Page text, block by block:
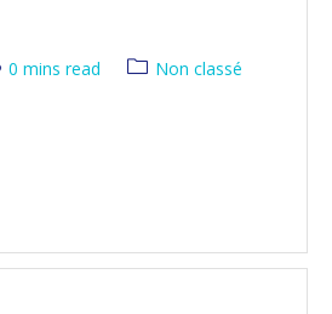
0 mins read
Non classé